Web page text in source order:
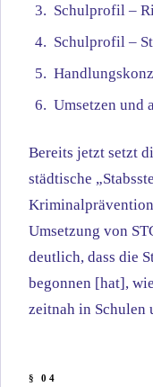
Schulprofil –
Schulprofil –
Umsetzen und
Bereits jetzt setzt
städtische
Umsetzung von
deutlich, dass die
begonnen [hat],
zeitnah in Schulen